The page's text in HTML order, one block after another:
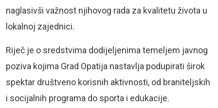
naglasivši važnost njihovog rada za kvalitetu života u
lokalnoj zajednici.
Riječ je o sredstvima dodijeljenima temeljem javnog
poziva kojima Grad Opatija nastavlja podupirati širok
spektar društveno korisnih aktivnosti, od braniteljskih
i socijalnih programa do sporta i edukacije.